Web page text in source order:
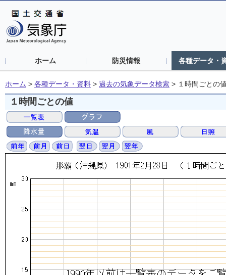
ホーム 防災情報 各種データ・
ホーム > 各種データ・資料 > 過去の気象データ検索 > １時間ごとの
１時間ごとの値